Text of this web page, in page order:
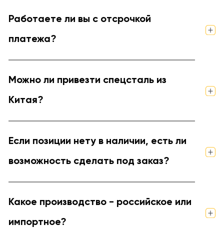
Работаете ли вы с отсрочкой
платежа?
Можно ли привезти спецсталь из
Китая?
Если позиции нету в наличии, есть ли
возможность сделать под заказ?
Какое производство - российское или
импортное?